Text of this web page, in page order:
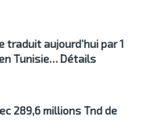
aujourd’hui par 1
Tunisie… Détails
289,6 millions Tnd de